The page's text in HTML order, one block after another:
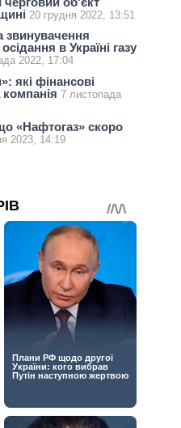
20 грудня 2022, 13:51
звинувачення
в Україні газу
2022, 17:04
які фінансові
компанія 7 листопада
«Нафтогаз» скоро
2023, 14:19